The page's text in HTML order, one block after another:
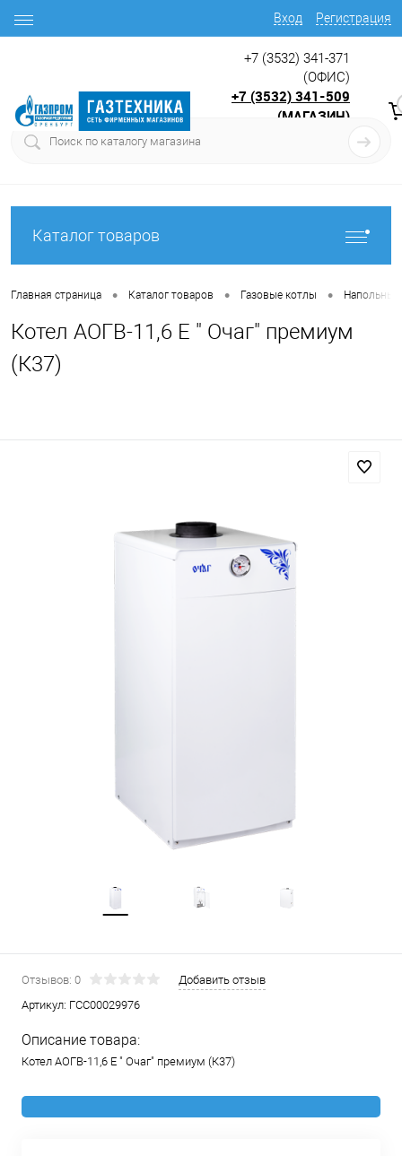
Вход Регистрация
+7 (3532) 341-371
(ОФИС)
+7 (3532) 341-509
(МАГАЗИН)
Каталог товаров
Главная страница • Каталог товаров • Газовые котлы •
Котел АОГВ-11,6 Е " Очаг" премиум
(К37)
Отзывов: 0
Добавить отзыв
Артикул: ГСС00029976
Описание товара:
Котел АОГВ-11,6 Е " Очаг" премиум (К37)